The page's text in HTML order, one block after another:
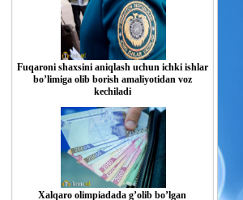
Fuqaroni shaxsini aniqlash uchun ichki ishlar
boʼlimiga olib borish amaliyotidan voz
kechiladi
Xalqaro olimpiadada gʼolib boʼlgan